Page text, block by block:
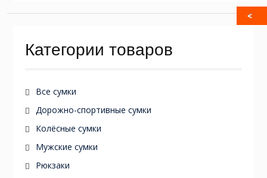
Категории товаров
Все сумки
Дорожно-спортивные сумки
Колёсные сумки
Мужские сумки
Рюкзаки